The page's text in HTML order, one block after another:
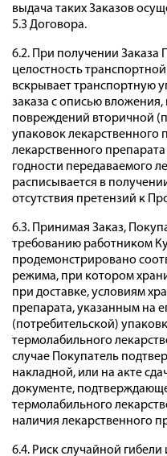
выдача таких Заказов
5.3 Договора.
6.2. При получении Заказа
целостность
вскрывает транспортную
заказа с описью вложения,
повреждений вторичной
упаковок
лекарственного
годности передаваемого
расписывается в
отсутствия претензий к
6.3. Принимая Заказ,
требованию работником
продемонстрировано
режима, при котором
при доставке, условиям
препарата, указанным на
(потребительской)
термолабильного
случае Покупатель
накладной, или на акте
документе,
термолабильного
наличия лекарственного
6.4. Риск случайной